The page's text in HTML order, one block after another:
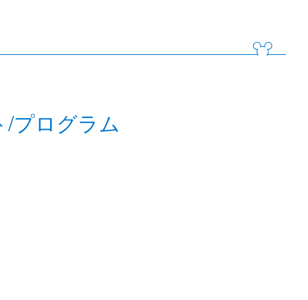
プログラム